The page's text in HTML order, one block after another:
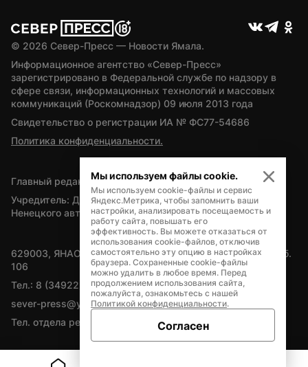
© 2026 Север-Пресс — Новости Ямала.
Информационное агентство «Север-Пресс»
зарегистрировано в Федеральной службе по надзору в
сфере связи, информационных технологий и массовых
коммуникаций (Роскомнадзор) 09 июля 2013 года
Свидетельство о регистрации ИА № ФС77-54686
Политика конфиденциальности.
Главный редактор — А.Л. Поздеев
Учредитель: Департамент внутренней политики Ямало-
Ненецкого автономного округа
629003, ЯНАО, Салехард, мкр. Богдана Кнунянца, д.1, каб.
106
Тел.: 8 (34922) 71262
sever-press@yamal-media.ru
Тел. отдела рекламы: 8 (34922) 42728
Мы используем файлы cookie.
Мы используем cookie-файлы и сервис
Яндекс.Метрика, чтобы запомнить ваши
настройки, анализировать посещаемость и
работу сайта, повышать его
эффективность. Вы можете отказаться от
использования cookie-файлов, отключив
самостоятельно эту опцию в настройках
браузера. Сохраненные cookie-файлы
можно удалить в любое время. Перед
продолжением использования сайта,
пожалуйста, ознакомьтесь с нашей
Политикой конфиденциальности.
Согласен